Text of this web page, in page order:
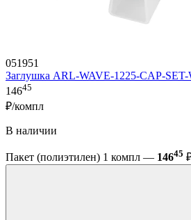
051951
Заглушка ARL-WAVE-1225-CAP-
14645
₽/компл
В наличии
Пакет (полиэтилен) 1 компл — 14645